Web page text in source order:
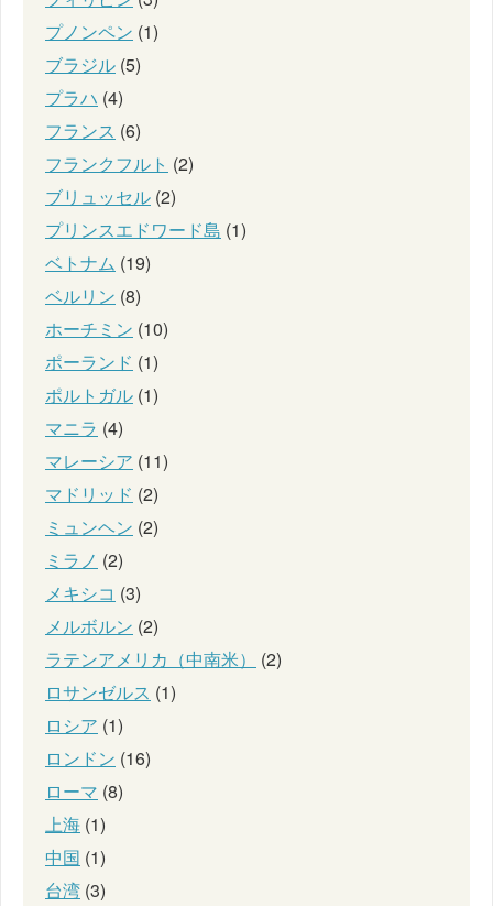
プノンペン (1)
ブラジル (5)
プラハ (4)
フランス (6)
フランクフルト (2)
ブリュッセル (2)
プリンスエドワード島 (1)
ベトナム (19)
ベルリン (8)
ホーチミン (10)
ポーランド (1)
ポルトガル (1)
マニラ (4)
マレーシア (11)
マドリッド (2)
ミュンヘン (2)
ミラノ (2)
メキシコ (3)
メルボルン (2)
ラテンアメリカ（中南米）
(2)
ロサンゼルス (1)
ロシア (1)
ロンドン (16)
ローマ (8)
上海 (1)
中国 (1)
台湾 (3)